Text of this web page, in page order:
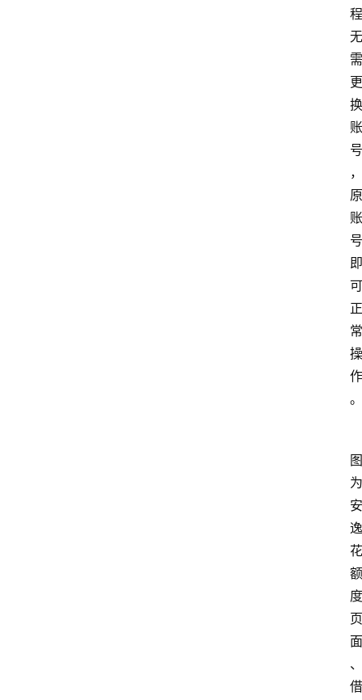
程
无
需
更
换
账
号
，
原
账
号
即
可
正
常
操
作
。
图
为
安
逸
花
额
度
页
面
、
借